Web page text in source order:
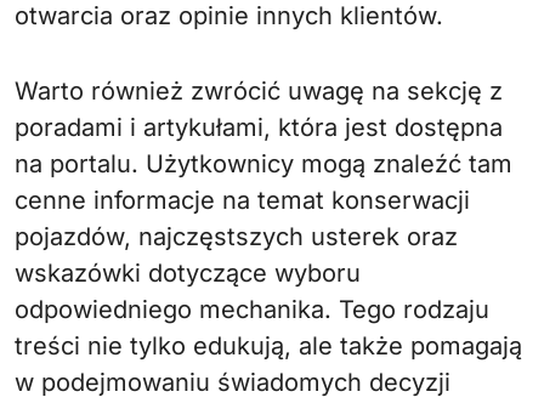
otwarcia oraz opinie innych klientów.
Warto również zwrócić uwagę na sekcję z
poradami i artykułami, która jest dostępna
na portalu. Użytkownicy mogą znaleźć tam
cenne informacje na temat konserwacji
pojazdów, najczęstszych usterek oraz
wskazówki dotyczące wyboru
odpowiedniego mechanika. Tego rodzaju
treści nie tylko edukują, ale także pomagają
w podejmowaniu świadomych decyzji